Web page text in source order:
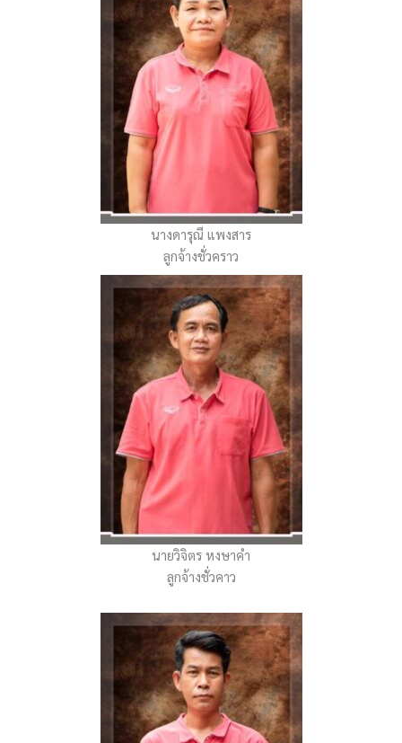
นางดารุณี แพงสาร
ลูกจ้างชั่วคราว
นายวิจิตร หงษาคำ
ลูกจ้างชั่วคาว